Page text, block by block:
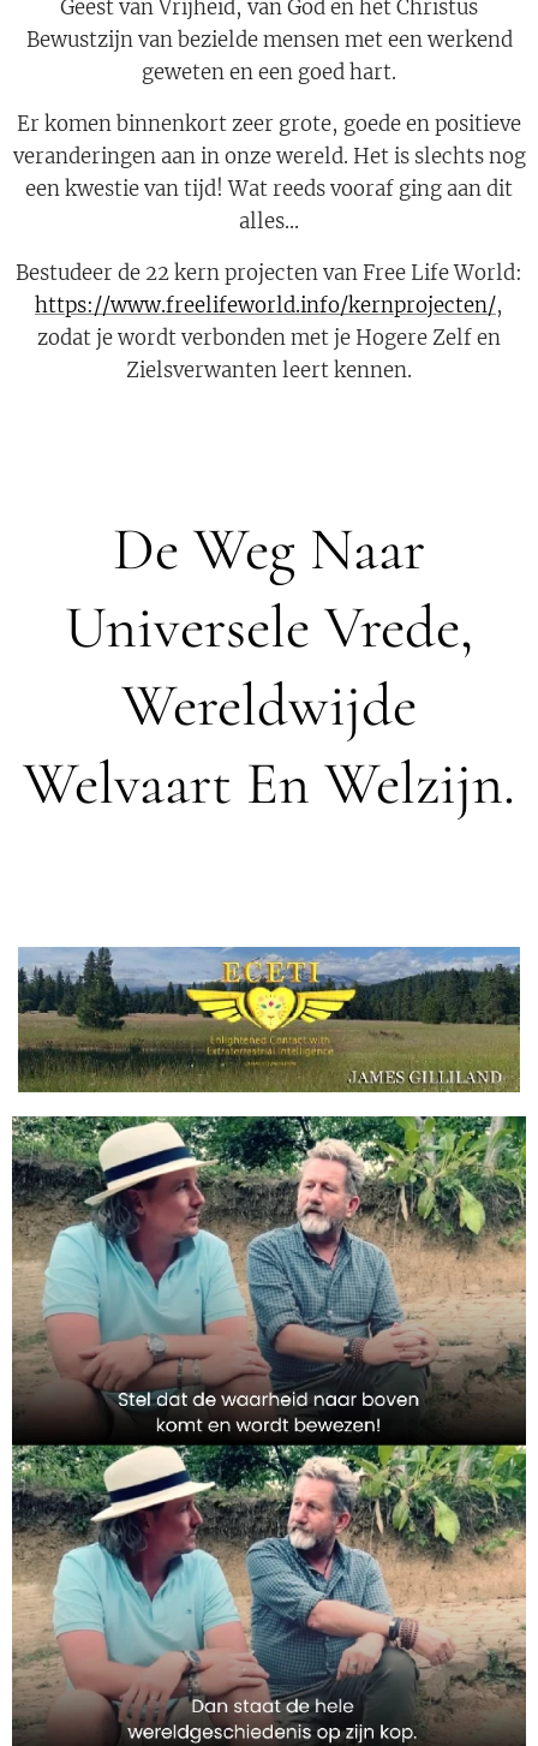
Geest van Vrijheid, van God en het Christus
Bewustzijn van bezielde mensen met een werkend
geweten en een goed hart.
Er komen binnenkort zeer grote, goede en positieve
veranderingen aan in onze wereld. Het is slechts nog
een kwestie van tijd! Wat reeds vooraf ging aan dit
alles...
Bestudeer de 22 kern projecten van Free Life World:
https://www.freelifeworld.info/kernprojecten/,
zodat je wordt verbonden met je Hogere Zelf en
Zielsverwanten leert kennen.
De Weg Naar
Universele Vrede,
Wereldwijde
Welvaart En Welzijn.